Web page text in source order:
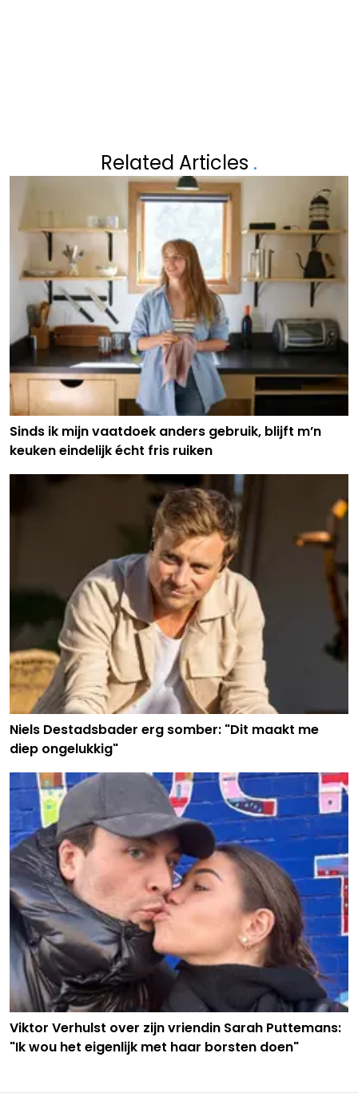
Related Articles .
Sinds ik mijn vaatdoek anders gebruik, blijft m’n
keuken eindelijk écht fris ruiken
Niels Destadsbader erg somber: "Dit maakt me
diep ongelukkig"
Viktor Verhulst over zijn vriendin Sarah Puttemans:
"Ik wou het eigenlijk met haar borsten doen"